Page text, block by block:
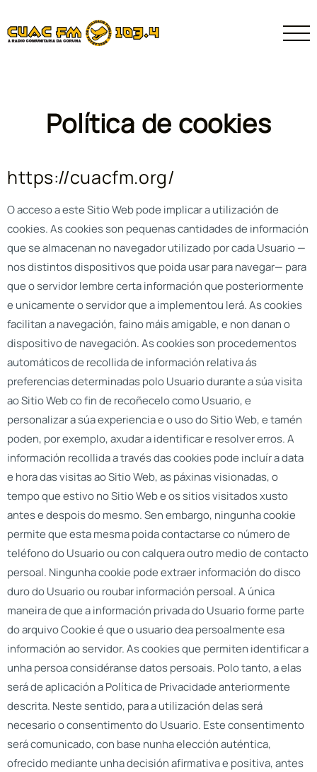
Política de cookies
https://cuacfm.org/
O acceso a este Sitio Web pode implicar a utilización de
cookies. As cookies son pequenas cantidades de información
que se almacenan no navegador utilizado por cada Usuario —
nos distintos dispositivos que poida usar para navegar— para
que o servidor lembre certa información que posteriormente
e unicamente o servidor que a implementou lerá. As cookies
facilitan a navegación, faino máis amigable, e non danan o
dispositivo de navegación. As cookies son procedementos
automáticos de recollida de información relativa ás
preferencias determinadas polo Usuario durante a súa visita
ao Sitio Web co fin de recoñecelo como Usuario, e
personalizar a súa experiencia e o uso do Sitio Web, e tamén
poden, por exemplo, axudar a identificar e resolver erros. A
información recollida a través das cookies pode incluír a data
e hora das visitas ao Sitio Web, as páxinas visionadas, o
tempo que estivo no Sitio Web e os sitios visitados xusto
antes e despois do mesmo. Sen embargo, ningunha cookie
permite que esta mesma poida contactarse co número de
teléfono do Usuario ou con calquera outro medio de contacto
persoal. Ningunha cookie pode extraer información do disco
duro do Usuario ou roubar información persoal. A única
maneira de que a información privada do Usuario forme parte
do arquivo Cookie é que o usuario dea persoalmente esa
información ao servidor. As cookies que permiten identificar a
unha persoa considéranse datos persoais. Polo tanto, a elas
será de aplicación a Política de Privacidade anteriormente
descrita. Neste sentido, para a utilización delas será
necesario o consentimento do Usuario. Este consentimento
será comunicado, con base nunha elección auténtica,
ofrecido mediante unha decisión afirmativa e positiva, antes